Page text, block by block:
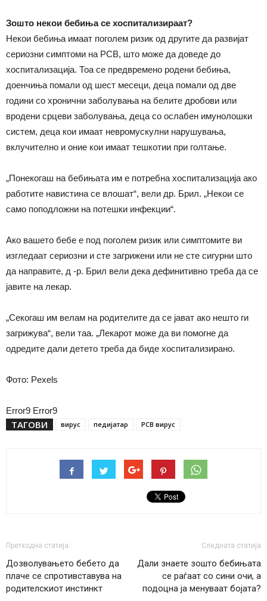
Зошто некои бебиња се хоспитализираат?
Некои бебиња имаат поголем ризик од другите да развијат
сериозни симптоми на РСВ, што може да доведе до
хоспитализација. Тоа се предвремено родени бебиња,
доенчиња помали од шест месеци, деца помали од две
години со хронични заболувања на белите дробови или
вродени срцеви заболувања, деца со ослабен имунолошки
систем, деца кои имаат невромускулни нарушувања,
вклучително и оние кои имаат тешкотии при голтање.
„Понекогаш на бебињата им е потребна хоспитализација ако
работите навистина се влошат“, вели др. Брил. „Некои се
само поподложни на потешки инфекции“.
Ако вашето бебе е под поголем ризик или симптомите ви
изгледаат сериозни и сте загрижени или не сте сигурни што
да направите, д -р. Брил вели дека дефинитивно треба да се
јавите на лекар.
„Секогаш им велам на родителите да се јават ако нешто ги
загрижува“, вели таа. „Лекарот може да ви помогне да
одредите дали детето треба да биде хоспитализирано.
Фото: Pexels
Error9 Error9
ТАГОВИ вирус педијатар РСВ вирус
Претходна статија
Дозволувањето бебето да
плаче се спротивставува на
родителскиот инстинкт
Следната статија
Дали знаете зошто бебињата
се раѓаат со сини очи, а
подоцна ја менуваат бојата?